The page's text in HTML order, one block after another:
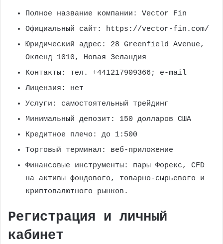
Полное название компании: Vector Fin
Официальный сайт: https://vector-fin.com/
Юридический адрес: 28 Greenfield Avenue,
Окленд 1010, Новая Зеландия
Контакты: тел. +441217909366; e-mail
Лицензия: нет
Услуги: самостоятельный трейдинг
Минимальный депозит: 150 долларов США
Кредитное плечо: до 1:500
Торговый терминал: веб-приложение
Финансовые инструменты: пары Форекс, CFD
на активы фондового, товарно-сырьевого и
криптовалютного рынков.
Регистрация и личный
кабинет